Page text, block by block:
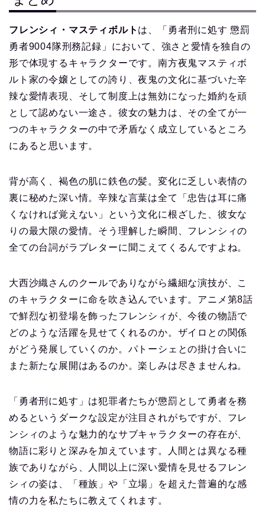
フレンシィ・マスティボルト は、「勇者刑に処す 懲罰
勇者9004隊刑務記録」において、強さと愛情を独自の
形で体現するキャラクターです。南方夜鬼マスティボ
ルト家の令嬢としての誇り、夜鬼の文化に基づいた辛
辣な愛情表現、そして制度上は無効になった婚約を頑
として認めない一途さ。彼女の魅力は、その全てが一
つのキャラクターの中で矛盾なく成立しているところ
にあると思います。
背が高く、褐色の肌に鉄色の髪。変化に乏しい表情の
裏に秘めた深い情。辛辣な言葉は全て「忠告は耳に痛
くなければ覚えない」という文化に根ざした、彼女な
りの最大限の愛情。そう理解した瞬間、フレンシィの
全ての台詞がラブレターに聞こえてくるんですよね。
大西沙織さんのクールでありながら繊細な演技が、こ
のキャラクターに命を吹き込んでいます。アニメ第8話
で鮮烈な初登場を飾ったフレンシィが、今後の物語で
どのような活躍を見せてくれるのか。ザイロとの関係
がどう発展していくのか。パトーシェとの掛け合いに
また新たな展開はあるのか。楽しみは尽きませんね。
「勇者刑に処す」は犯罪者たちが懲罰として勇者を務
めるというダークな設定が注目されがちですが、フレ
ンシィのような魅力的なサブキャラクターの存在が、
物語に彩りと深みを加えています。人間とは異なる種
族でありながら、人間以上に深い愛情を見せるフレン
シィの姿は、「種族」や「立場」を超えた普遍的な感
情の力を私たちに教えてくれます。